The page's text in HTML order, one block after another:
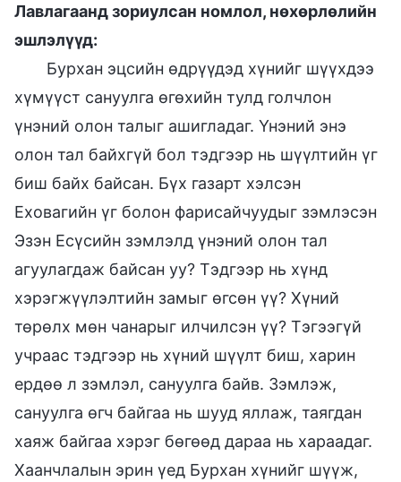
Лавлагаанд зориулсан номлол, нөхөрлөлийн
эшлэлүүд:
Бурхан эцсийн өдрүүдэд хүнийг шүүхдээ
хүмүүст сануулга өгөхийн тулд голчлон
үнэний олон талыг ашигладаг. Үнэний энэ
олон тал байхгүй бол тэдгээр нь шүүлтийн үг
биш байх байсан. Бүх газарт хэлсэн
Еховагийн үг болон фарисайчуудыг зэмлэсэн
Эзэн Есүсийн зэмлэлд үнэний олон тал
агуулагдаж байсан уу? Тэдгээр нь хүнд
хэрэгжүүлэлтийн замыг өгсөн үү? Хүний
төрөлх мөн чанарыг илчилсэн үү? Тэгээгүй
учраас тэдгээр нь хүний шүүлт биш, харин
ердөө л зэмлэл, сануулга байв. Зэмлэж,
сануулга өгч байгаа нь шууд яллаж, таягдан
хаяж байгаа хэрэг бөгөөд дараа нь хараадаг.
Хаанчлалын эрин үед Бурхан хүнийг шүүж,